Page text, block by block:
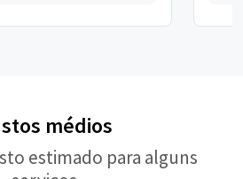
médios
estimado para alguns